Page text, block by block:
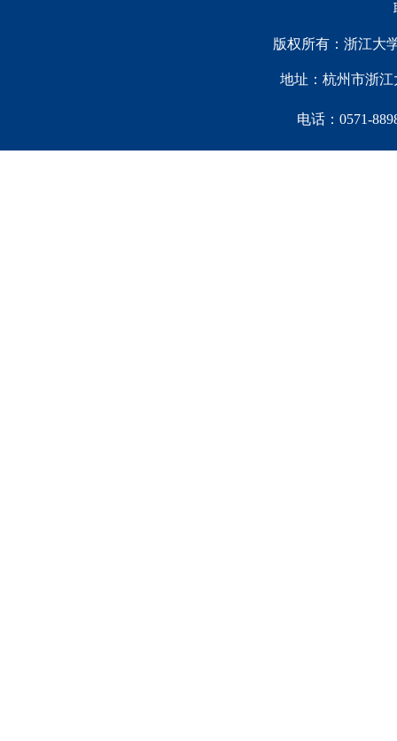
版权所有：浙江大
地址：杭州市浙江
电话：0571-